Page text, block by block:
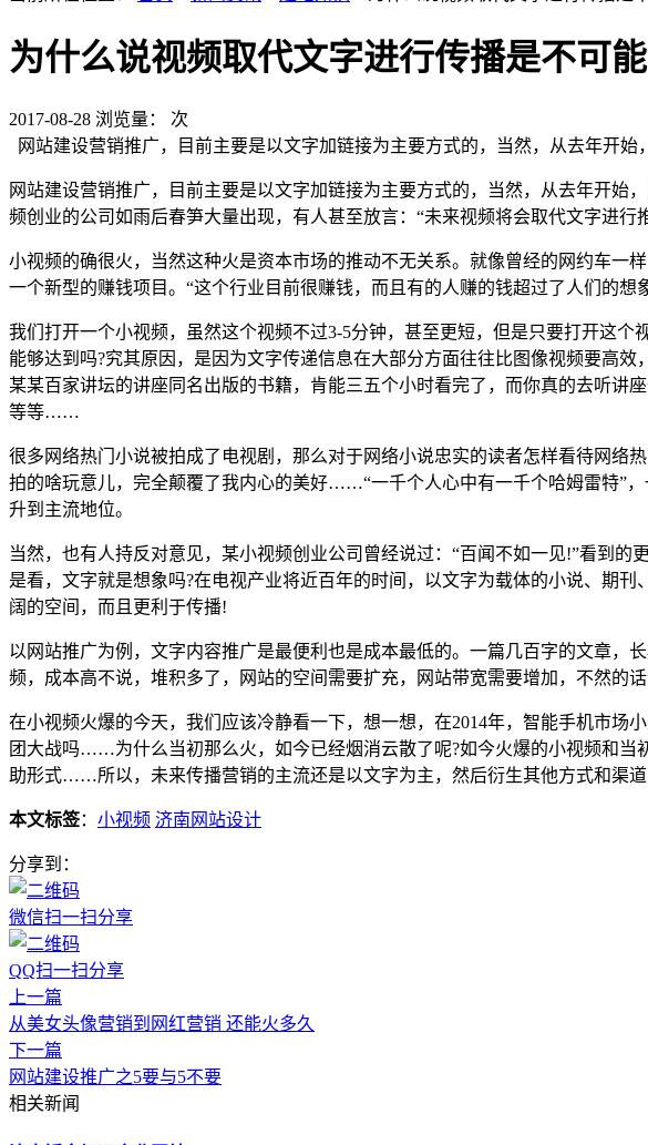
为什么说视频取代文字进行传播是不可
2017-08-28 浏览量：
次
网站建设营销推广，目前主要是以文字加链接为主要方式的，当然，从去年开始
网站建设营销推广，目前主要是以文字加链接为主要方式的，当然，从去年开
频创业的公司如雨后春笋大量出现，有人甚至放言：“未来视频将会取代文字进行
小视频的确很火，当然这种火是资本市场的推动不无关系。就像曾经的网约车一
一个新型的赚钱项目。“这个行业目前很赚钱，而且有的人赚的钱超过了人们的
我们打开一个小视频，虽然这个视频不过3-5分钟，甚至更短，但是只要打开这
能够达到吗?究其原因，是因为文字传递信息在大部分方面往往比图像视频要高
某某百家讲坛的讲座同名出版的书籍，肯能三五个小时看完了，而你真的去听讲
等等……
很多网络热门小说被拍成了电视剧，那么对于网络小说忠实的读者怎样看待网络
拍的啥玩意儿，完全颠覆了我内心的美好……“一千个人心中有一千个哈姆雷特”
升到主流地位。
当然，也有人持反对意见，某小视频创业公司曾经说过：“百闻不如一见!”看到
是看，文字就是想象吗?在电视产业将近百年的时间，以文字为载体的小说、期
阔的空间，而且更利于传播!
以网站推广为例，文字内容推广是最便利也是成本最低的。一篇几百字的文章
频，成本高不说，堆积多了，网站的空间需要扩充，网站带宽需要增加，不然的
在小视频火爆的今天，我们应该冷静看一下，想一想，在2014年，智能手机市场
团大战吗……为什么当初那么火，如今已经烟消云散了呢?如今火爆的小视频和
助形式……所以，未来传播营销的主流还是以文字为主，然后衍生其他方式和渠
本文标签： 小视频 济南网站设计
分享到：
微信扫一扫分享
QQ扫一扫分享
上一篇
从美女头像营销到网红营销 还能火多久
下一篇
网站建设推广之5要与5不要
相关新闻